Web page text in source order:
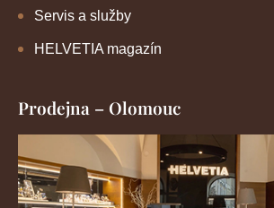
Servis a služby
HELVETIA magazín
Prodejna – Olomouc